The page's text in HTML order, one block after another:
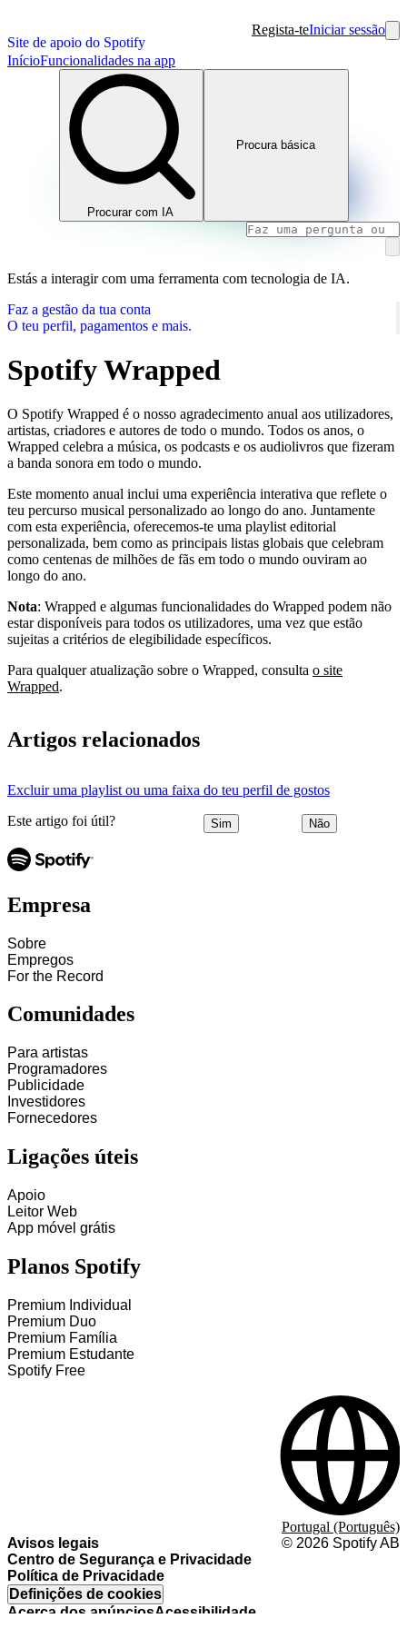
Site de apoio do Spotify
Regista-teIniciar sessão
InícioFuncionalidades na app
Procurar com IA
Procura básica
Estás a interagir com uma ferramenta com tecnologia de IA.
Faz a gestão da tua conta
O teu perfil, pagamentos e mais.
Spotify Wrapped
O Spotify Wrapped é o nosso agradecimento anual aos utilizadores,
artistas, criadores e autores de todo o mundo. Todos os anos, o
Wrapped celebra a música, os podcasts e os audiolivros que fizeram
a banda sonora em todo o mundo.
Este momento anual inclui uma experiência interativa que reflete o
teu percurso musical personalizado ao longo do ano. Juntamente
com esta experiência, oferecemos-te uma playlist editorial
personalizada, bem como as principais listas globais que celebram
como centenas de milhões de fãs em todo o mundo ouviram ao
longo do ano.
Nota: Wrapped e algumas funcionalidades do Wrapped podem não
estar disponíveis para todos os utilizadores, uma vez que estão
sujeitas a critérios de elegibilidade específicos.
Para qualquer atualização sobre o Wrapped, consulta o site
Wrapped.
Artigos relacionados
Excluir uma playlist ou uma faixa do teu perfil de gostos
Este artigo foi útil? Sim Não
Empresa
Sobre
Empregos
For the Record
Comunidades
Para artistas
Programadores
Publicidade
Investidores
Fornecedores
Ligações úteis
Apoio
Leitor Web
App móvel grátis
Planos Spotify
Premium Individual
Premium Duo
Premium Família
Premium Estudante
Spotify Free
Avisos legais
Centro de Segurança e Privacidade
Política de Privacidade
Definições de cookies
Acerca dos anúnciosAcessibilidade
© 2026 Spotify AB
Portugal (Português)